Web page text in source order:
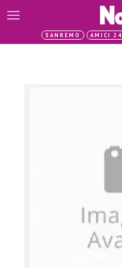
SANREMO AMICI 24